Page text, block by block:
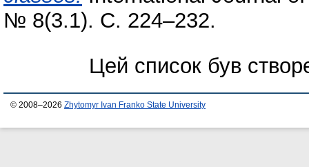
№ 8(3.1). С. 224–232.
Цей список був
© 2008–2026 Zhytomyr Ivan Franko State University